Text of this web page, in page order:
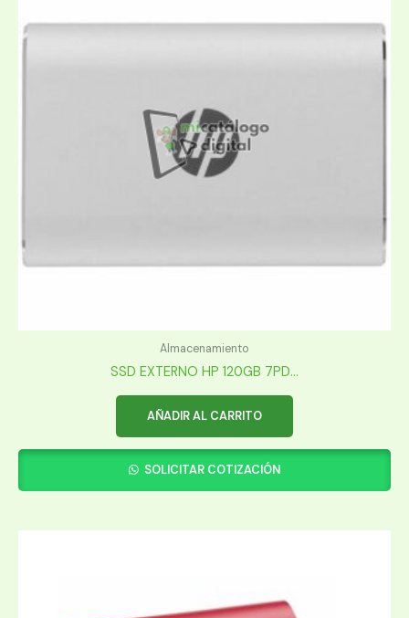
Almacenamiento
SSD EXTERNO HP 120GB 7PD...
AÑADIR AL CARRITO
SOLICITAR COTIZACIÓN